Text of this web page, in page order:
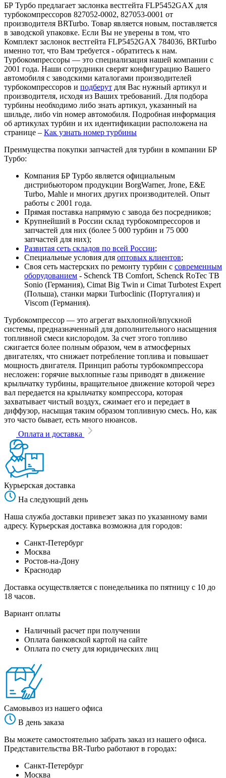
БР Турбо предлагает заслонка вестгейта FLP5452GAX для
турбокомпрессоров 827052-0002, 827053-0001 от
производителя BRTurbo. Товар является новым, поставляется
в заводской упаковке. Если Вы не уверены в том, что
Комплект заслонок вестгейта FLP5452GAX 784036, BRTurbo
именно тот, что Вам требуется - обратитесь к нам.
Турбокомпрессоры — это специализация нашей компании с
2001 года. Наши сотрудники сверят конфигурацию Вашего
автомобиля с заводскими каталогами производителей
турбокомпрессоров и подберут для Вас нужный артикул и
производителя, исходя из Ваших требований. Для подбора
турбины необходимо либо знать артикул, указанный на
шильде, либо vin номер автомобиля. Подробная информация
об артикулах турбин и их идентификации расположена на
странице – Как узнать номер турбины
Преимущества покупки запчастей для турбин в компании БР
Турбо:
Компания БР Турбо является официальным
дистрибьютором продукции BorgWarner, Jrone, E&E
Turbo, Mahle и многих других производителей. Опыт
работы с 2001 года.
Прямая поставка напрямую с завода без посредников;
Крупнейший в России склад турбокомпрессоров и
запчастей для них (более 5 000 турбин и 75 000
запчастей для них);
Развитая сеть складов по всей России;
Специальные условия для оптовых клиентов;
Своя сеть мастерских по ремонту турбин с современным
оборудованием - Schenck TB Comfort, Schenck RoTec TB
Sonio (Германия), Cimat Big Twin и Cimat Turbotest Expert
(Польша), станки марки Turboclinic (Португалия) и
Viscom (Германия).
Турбокомпрессор — это агрегат выхлопной/впускной
системы, предназначенный для дополнительного насыщения
топливной смеси кислородом. За счет этого топливо
сжигается более полным образом, чем в атмосферных
двигателях, что снижает потребление топлива и повышает
мощность двигателя. Принцип работы турбокомпрессора
несложен: горячие выхлопные газы приводят в движение
крыльчатку турбины, вращательное движение которой через
вал передается на крыльчатку компрессора, которая
захватывает чистый воздух, сжимает его и передает в
диффузор, насыщая таким образом топливную смесь. Но, как
это часто бывает, есть много нюансов.
Оплата и доставка
Курьерская доставка
На следующий день
Наша служба доставки привезет заказ по указанному вами
адресу. Курьерская доставка возможна для городов:
Санкт-Петербург
Москва
Ростов-на-Дону
Краснодар
Доставка осуществляется с понедельника по пятницу с 10 до
18 часов.
Вариант оплаты
Наличный расчет при получении
Оплата банковской картой на сайте
Оплата по счету для юридических лиц
Самовывоз из нашего офиса
В день заказа
Вы можете самостоятельно забрать заказ из нашего офиса.
Представительства BR-Turbo работают в городах:
Санкт-Петербург
Москва